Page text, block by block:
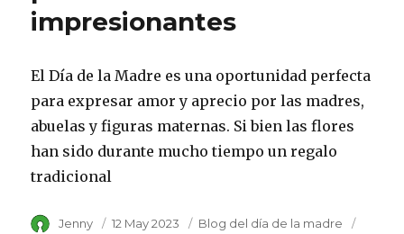
impresionantes
El Día de la Madre es una oportunidad perfecta
para expresar amor y aprecio por las madres,
abuelas y figuras maternas. Si bien las flores
han sido durante mucho tiempo un regalo
tradicional
Author
Jenny
Posted
12 May 2023 Category
Blog del día de la madre